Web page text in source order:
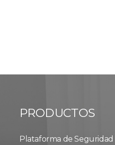
PRODUCTOS
Plataforma de Seguridad